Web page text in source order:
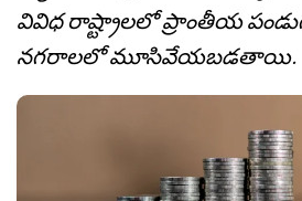
వివిధ రాష్ట్రాలలో ప్రాంతీయ
నగరాలలో మూసివేయబడతాయి.